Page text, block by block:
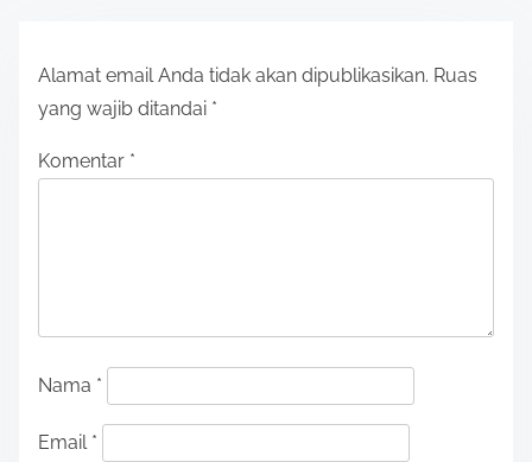
Alamat email Anda tidak akan dipublikasikan. Ruas
yang wajib ditandai *
Komentar *
Nama *
Email *